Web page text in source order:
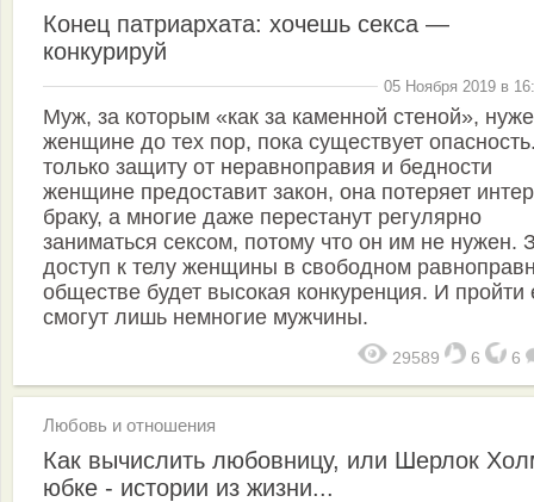
Конец патриархата: хочешь секса —
конкурируй
05 Ноября 2019 в
Муж, за которым «как за каменной стеной»,
женщине до тех пор, пока существует
только защиту от неравноправия и бедности
женщине предоставит закон, она потеряет
браку, а многие даже перестанут регулярно
заниматься сексом, потому что он им не нужен.
доступ к телу женщины в свободном
обществе будет высокая конкуренция. И пройти
смогут лишь немногие мужчины.
29589 6 6
Любовь и отношения
Как вычислить любовницу, или Шерлок
юбке - истории из жизни...